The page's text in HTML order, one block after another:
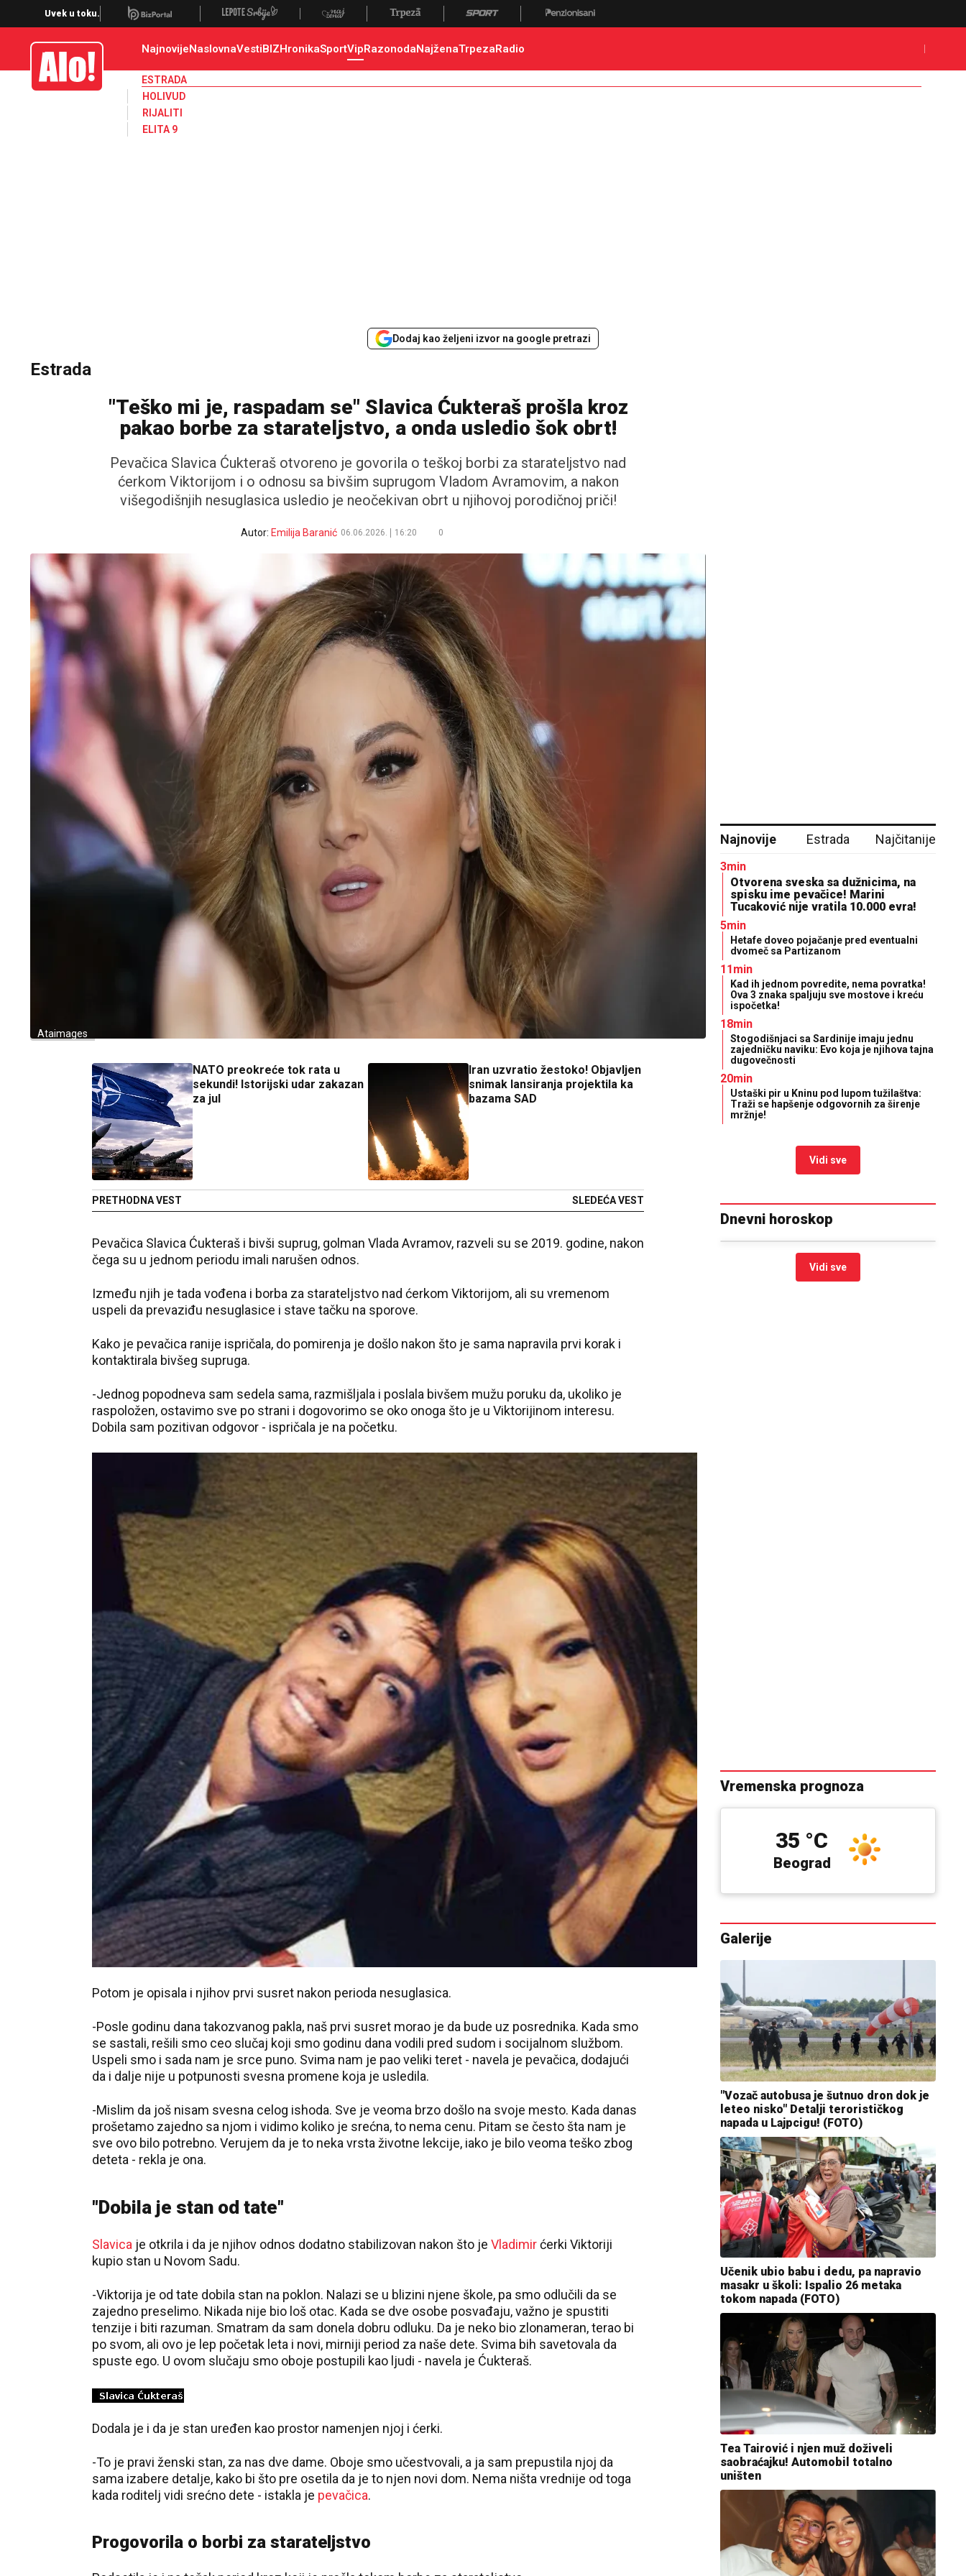
Uvek u toku.
Alo NajnovijeNaslovnaVestiBIZHronikaSportVipRazonodaNajženaTrpezaRadio
ESTRADA
HOLIVUD
RIJALITI
ELITA 9
Dodaj kao željeni izvor na google pretrazi
Estrada
"Teško mi je, raspadam se" Slavica Ćukteraš prošla kroz
pakao borbe za starateljstvo, a onda usledio šok obrt!
Pevačica Slavica Ćukteraš otvoreno je govorila o teškoj borbi za starateljstvo nad
ćerkom Viktorijom i o odnosu sa bivšim suprugom Vladom Avramovim, a nakon
višegodišnjih nesuglasica usledio je neočekivan obrt u njihovoj porodičnoj priči!
Autor: Emilija Baranić 06.06.2026. 16:20 0
Ataimages
NATO preokreće tok rata u
sekundi! Istorijski udar zakazan
za jul
PRETHODNA VEST
Iran uzvratio žestoko! Objavljen
snimak lansiranja projektila ka
bazama SAD
SLEDEĆA VEST
Pevačica Slavica Ćukteraš i bivši suprug, golman Vlada Avramov, razveli su se 2019. godine, nakon
čega su u jednom periodu imali narušen odnos.
Između njih je tada vođena i borba za starateljstvo nad ćerkom Viktorijom, ali su vremenom
uspeli da prevaziđu nesuglasice i stave tačku na sporove.
Kako je pevačica ranije ispričala, do pomirenja je došlo nakon što je sama napravila prvi korak i
kontaktirala bivšeg supruga.
-Jednog popodneva sam sedela sama, razmišljala i poslala bivšem mužu poruku da, ukoliko je
raspoložen, ostavimo sve po strani i dogovorimo se oko onoga što je u Viktorijinom interesu.
Dobila sam pozitivan odgovor - ispričala je na početku.
Potom je opisala i njihov prvi susret nakon perioda nesuglasica.
-Posle godinu dana takozvanog pakla, naš prvi susret morao je da bude uz posrednika. Kada smo
se sastali, rešili smo ceo slučaj koji smo godinu dana vodili pred sudom i socijalnom službom.
Uspeli smo i sada nam je srce puno. Svima nam je pao veliki teret - navela je pevačica, dodajući
da i dalje nije u potpunosti svesna promene koja je usledila.
-Mislim da još nisam svesna celog ishoda. Sve je veoma brzo došlo na svoje mesto. Kada danas
prošetamo zajedno sa njom i vidimo koliko je srećna, to nema cenu. Pitam se često šta nam je
sve ovo bilo potrebno. Verujem da je to neka vrsta životne lekcije, iako je bilo veoma teško zbog
deteta - rekla je ona.
"Dobila je stan od tate"
Slavica je otkrila i da je njihov odnos dodatno stabilizovan nakon što je Vladimirćerki Viktoriji
kupio stan u Novom Sadu.
-Viktorija je od tate dobila stan na poklon. Nalazi se u blizini njene škole, pa smo odlučili da se
zajedno preselimo. Nikada nije bio loš otac. Kada se dve osobe posvađaju, važno je spustiti
tenzije i biti razuman. Smatram da sam donela dobru odluku. Da je neko bio zlonameran, terao bi
po svom, ali ovo je lep početak leta i novi, mirniji period za naše dete. Svima bih savetovala da
spuste ego. U ovom slučaju smo oboje postupili kao ljudi - navela je Ćukteraš.
Dodala je i da je stan uređen kao prostor namenjen njoj i ćerki.
-To je pravi ženski stan, za nas dve dame. Oboje smo učestvovali, a ja sam prepustila njoj da
sama izabere detalje, kako bi što pre osetila da je to njen novi dom. Nema ništa vrednije od toga
kada roditelj vidi srećno dete - istakla je pevačica.
Progovorila o borbi za starateljstvo
Najnovije Estrada Najčitanije
3min
Otvorena sveska sa dužnicima, na
spisku ime pevačice! Marini
Tucaković nije vratila 10.000 evra!
5min
Hetafe doveo pojačanje pred eventualni
dvomeč sa Partizanom
11min
Kad ih jednom povredite, nema povratka!
Ova 3 znaka spaljuju sve mostove i kreću
ispočetka!
18min
Stogodišnjaci sa Sardinije imaju jednu
zajedničku naviku: Evo koja je njihova tajna
dugovečnosti
20min
Ustaški pir u Kninu pod lupom tužilaštva:
Traži se hapšenje odgovornih za širenje
mržnje!
Vidi sve
Dnevni horoskop
Vidi sve
Vremenska prognoza
Loznica
26 °C
Beograd
35 °C
Galerije
"Vozač autobusa je šutnuo dron dok je
leteo nisko" Detalji terorističkog
napada u Lajpcigu! (FOTO)
Učenik ubio babu i dedu, pa napravio
masakr u školi: Ispalio 26 metaka
tokom napada (FOTO)
Tea Tairović i njen muž doživeli
saobraćajku! Automobil totalno
uništen